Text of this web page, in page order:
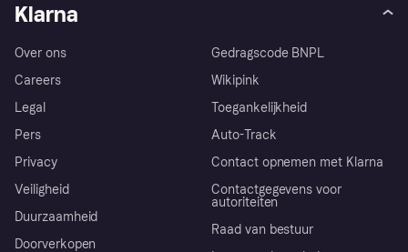
Klarna
Over ons
Careers
Legal
Pers
Privacy
Veiligheid
Duurzaamheid
Doorverkopen
Gedragscode BNPL
Wikipink
Toegankelijkheid
Auto-Track
Contact opnemen met Klarna
Contactgegevens voor
autoriteiten
Raad van bestuur